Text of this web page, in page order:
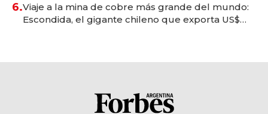
6.Viaje a la mina de cobre más grande del mundo:
Escondida, el gigante chileno que exporta US$